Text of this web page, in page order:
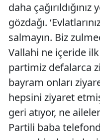
daha
gözdağı.
salmayın. Biz
Vallahi ne içeride
partimiz defalarca
bayram onları
hepsini ziyaret
geri atıyor, ne
Partili baba